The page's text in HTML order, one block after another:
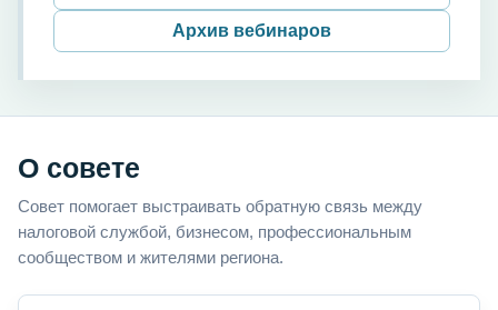
Архив вебинаров
О совете
Совет помогает выстраивать обратную связь между
налоговой службой, бизнесом, профессиональным
сообществом и жителями региона.